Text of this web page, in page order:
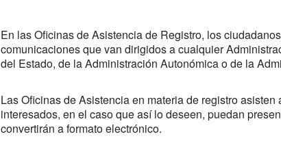
En las Oficinas de Asistencia de Registro, los
comunicaciones que van dirigidos a cualquier
del Estado, de la Administración Autonómica o de la
Las Oficinas de Asistencia en materia de registro
interesados, en el caso que así lo deseen, puedan
convertirán a formato electrónico.